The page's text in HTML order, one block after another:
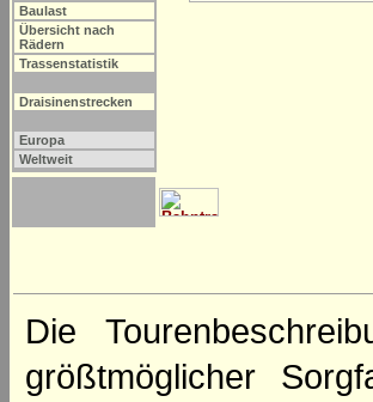
Baulast
Übersicht nach
Rädern
Trassenstatistik
Draisinenstrecken
Europa
Weltweit
Die
größtmöglicher